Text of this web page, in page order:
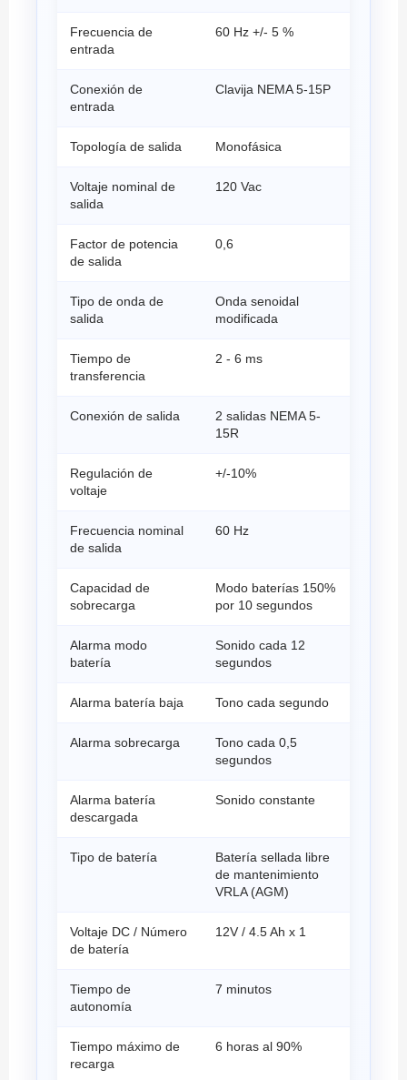
Frecuencia de
entrada
60 Hz +/- 5 %
Conexión de
entrada
Clavija NEMA 5-15P
Topología de salida Monofásica
Voltaje nominal de
salida
120 Vac
Factor de potencia
de salida
0,6
Tipo de onda de
salida
Onda senoidal
modificada
Tiempo de
transferencia
2 - 6 ms
Conexión de salida
2 salidas NEMA 5-
15R
Regulación de
voltaje
+/-10%
Frecuencia nominal
de salida
60 Hz
Capacidad de
sobrecarga
Modo baterías 150%
por 10 segundos
Alarma modo
batería
Sonido cada 12
segundos
Alarma batería baja Tono cada segundo
Alarma sobrecarga
Tono cada 0,5
segundos
Alarma batería
descargada
Sonido constante
Tipo de batería
Batería sellada libre
de mantenimiento
VRLA (AGM)
Voltaje DC / Número
de batería
12V / 4.5 Ah x 1
Tiempo de
autonomía
7 minutos
Tiempo máximo de
recarga
6 horas al 90%